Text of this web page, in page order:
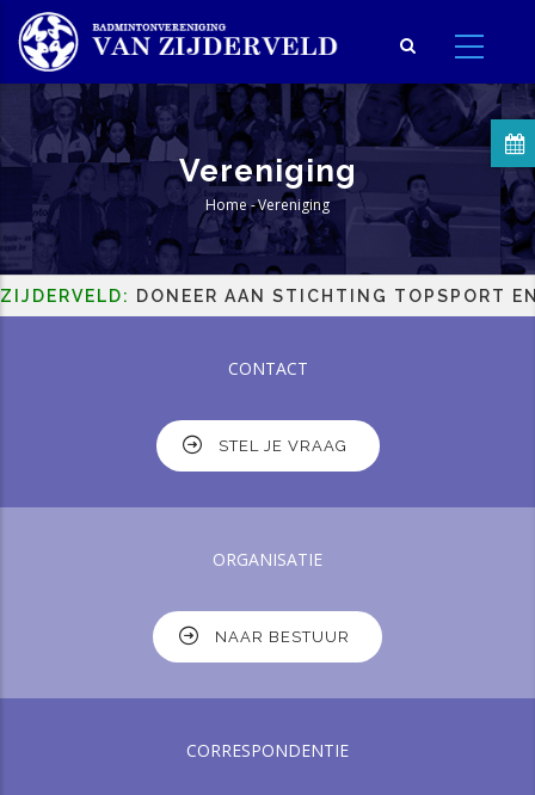
Overslaan
en
naar
inhoud
gaan
Vereniging
Kruimelpad
Home-Vereniging
DONEER AAN STICHTING TOPSPORT EN
CONTACT
STEL JE VRAAG
ORGANISATIE
NAAR BESTUUR
CORRESPONDENTIE